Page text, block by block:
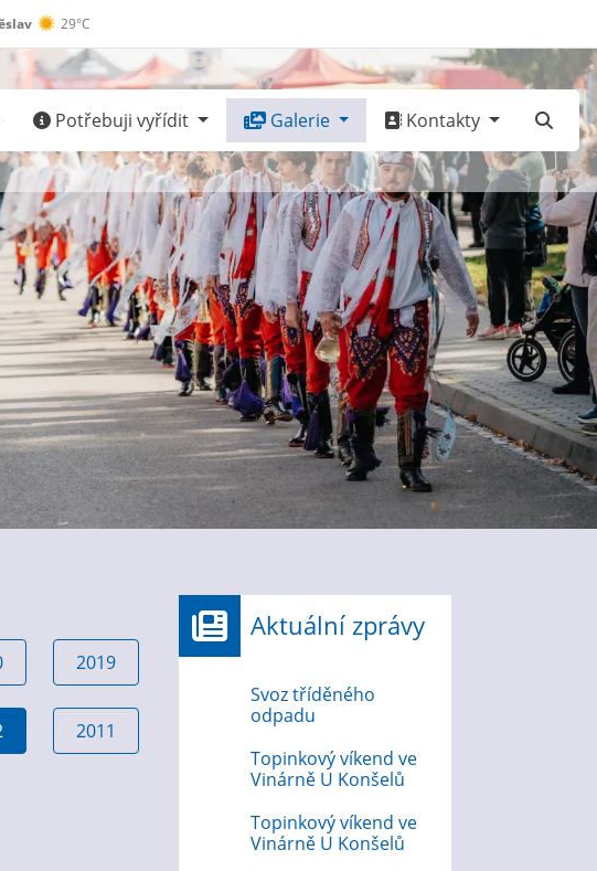
29°C
Potřebuji vyřídit Galerie Kontakty
2019
2011
Aktuální zprávy
Svoz tříděného
odpadu
Topinkový víkend ve
Vinárně U Konšelů
Topinkový víkend ve
Vinárně U Konšelů